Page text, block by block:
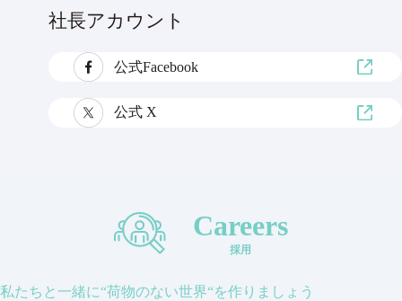
社長アカウント
公式Facebook
公式 X
Careers
採用
私たちと一緒に“荷物のない世界“を作りましょう